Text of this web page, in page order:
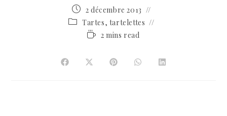
2 décembre 2013
Tartes, tartelettes
2 mins read